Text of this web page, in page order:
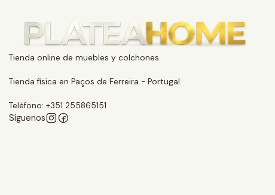
Tienda online de muebles y colchones.
Tienda física en Paços de Ferreira - Portugal.
Teléfono: +351 255865151
Síguenos